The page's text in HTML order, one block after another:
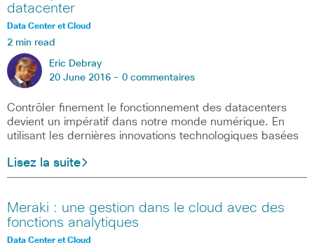
datacenter
Data Center et Cloud
2 min read
Eric Debray
20 June 2016 - 0 commentaires
Contrôler finement le fonctionnement des datacenters
devient un impératif dans notre monde numérique. En
utilisant les dernières innovations technologiques basées
Lisez la suite
Meraki : une gestion dans le cloud avec des
fonctions analytiques
Data Center et Cloud